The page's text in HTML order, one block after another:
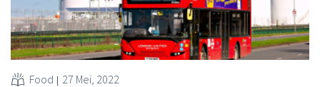
Food 27 Mei, 2022